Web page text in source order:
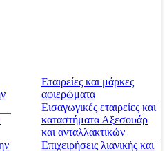
Εταιρείες και μάρκες
αφιερώματα
Εισαγωγικές εταιρείες και
καταστήματα Αξεσουάρ
και ανταλλακτικών
Επιχειρήσεις λιανικής και